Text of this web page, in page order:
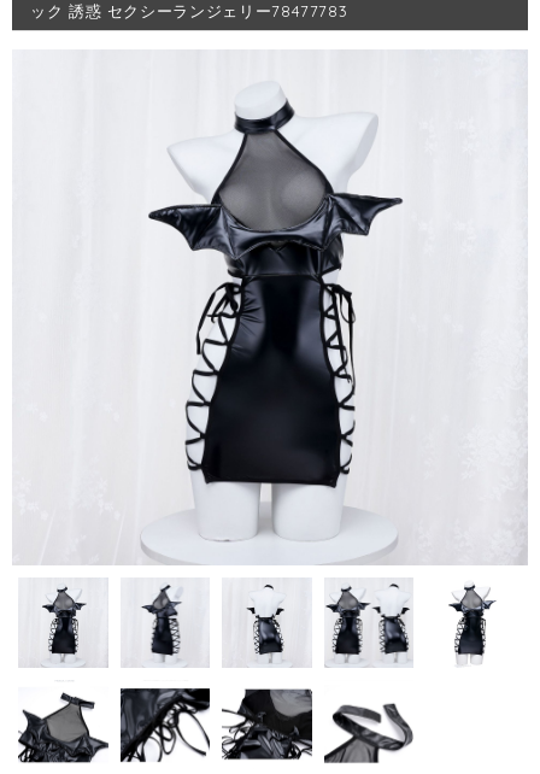
ック 誘惑 セクシーランジェリー78477783